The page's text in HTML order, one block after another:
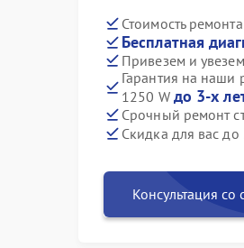
Стоимость ремонта
Бесплатная
Привезем и
Гарантия на наши
1250 W до 3-х
Срочный ремонт
Скидка для вас до
Консультация со